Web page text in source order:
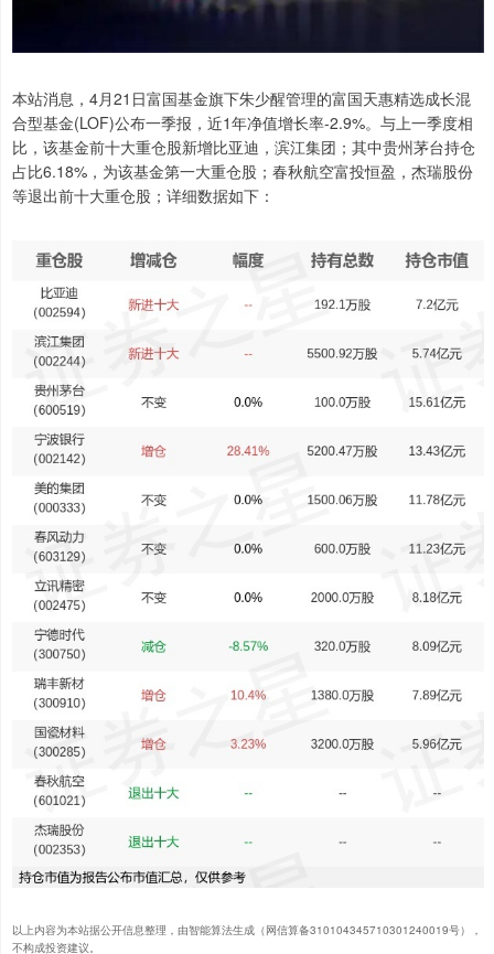
本站消息，4月21日富国基金旗下朱少醒管理的富国天惠精选成长混
合型基金(LOF)公布一季报，近1年净值增长率-2.9%。与上一季度相
比，该基金前十大重仓股新增比亚迪，滨江集团；其中贵州茅台持仓
占比6.18%，为该基金第一大重仓股；春秋航空富投恒盈，杰瑞股份
等退出前十大重仓股；详细数据如下：
以上内容为本站据公开信息整理，由智能算法生成（网信算备310104345710301240019号），
不构成投资建议。